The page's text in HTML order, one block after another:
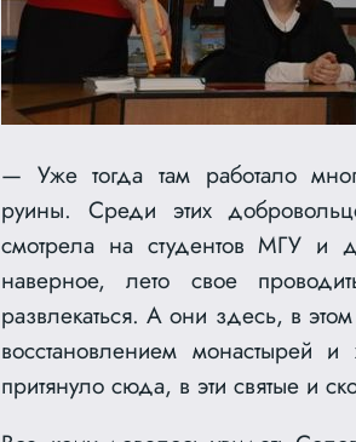
— Уже тогда там работало
руины. Среди этих
смотрела на студентов МГУ
наверное, лето свое
развлекаться. А они здесь, в
восстановлением монастырей и
притянуло сюда, в эти святые и